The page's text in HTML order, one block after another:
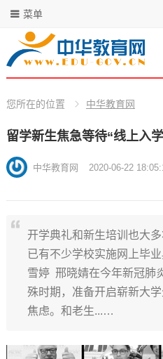
菜单
您所在的位置 中华教育网
留学新生焦急等待“线上入
中华教育网 2020-06-22
开学典礼和新生培训也大
已有不少学校实施网上毕
雪婷 邢晓婧在今年新冠肺
殊时期，准备开启崭新大
焦虑。和老生...…